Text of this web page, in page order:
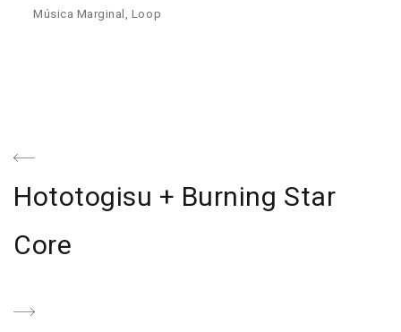
Música Marginal, Loop
Navegación
de
entradas
Previous
Post
Hototogisu + Burning Star
Core